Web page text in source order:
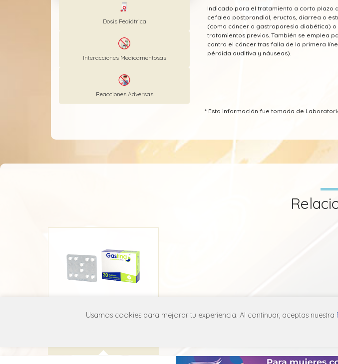
Dosis Pediátrica
Interacciones Medicamentosas
Reacciones Adversas
Indicado para el tratamiento a corto plazo
cefalea postprandial, eructos, diarrea o
(como cáncer o gastroparesia diabética)
tratamientos previos. También se emplea
contra el cáncer tras falla de la primera
pérdida auditiva y náuseas).
* Esta información fue tomada de
Gastina
Usamos cookies para mejorar tu experiencia. Al continuar, aceptas nuestra